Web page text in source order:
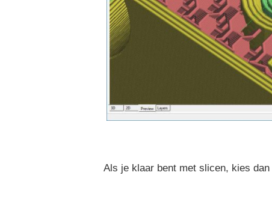
Als je klaar bent met slicen, kies dan